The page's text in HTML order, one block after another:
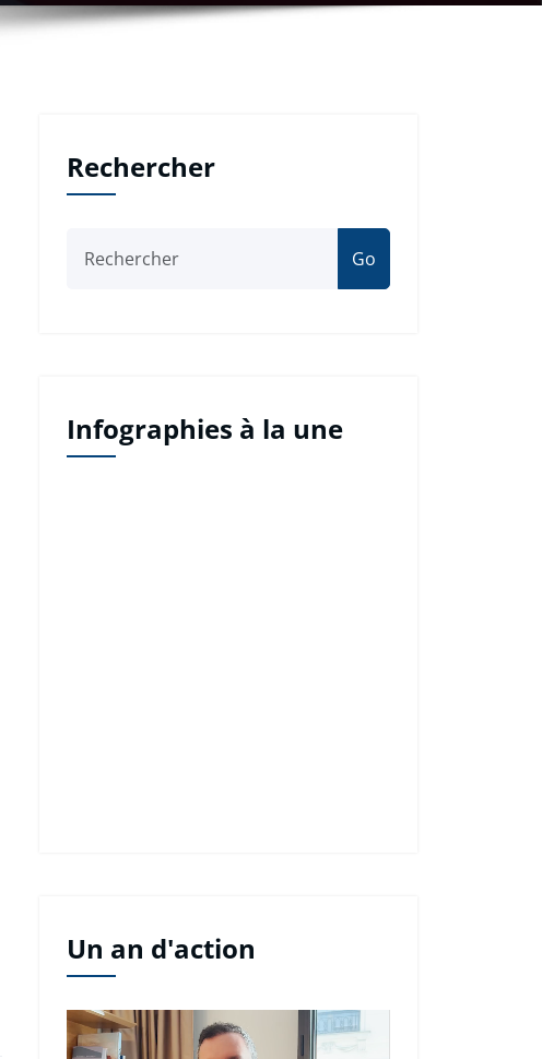
Rechercher
Go
Infographies à la une
Un an d'action